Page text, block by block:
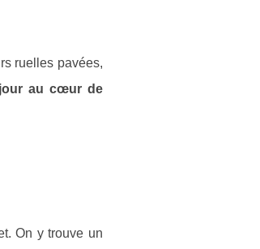
ruelles pavées,
au cœur de
On y trouve un